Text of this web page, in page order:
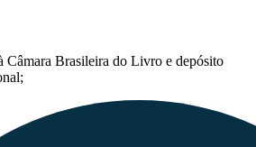
Câmara Brasileira do Livro e depósito